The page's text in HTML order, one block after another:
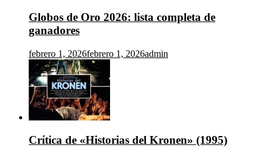
Globos de Oro 2026: lista completa de
ganadores
febrero 1, 2026febrero 1, 2026admin
Crítica de «Historias del Kronen» (1995)